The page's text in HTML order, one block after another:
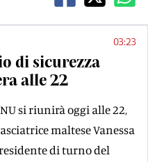
03:23
di sicurezza
alle 22
si riunirà oggi alle 22,
maltese Vanessa
di turno del